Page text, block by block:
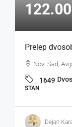
Prelep
Novi Sad,
1649
STAN
Dejan